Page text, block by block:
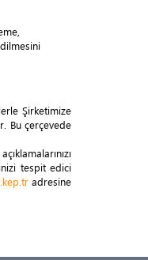
Şirketimize
Bu çerçevede
tespit edici
adresine